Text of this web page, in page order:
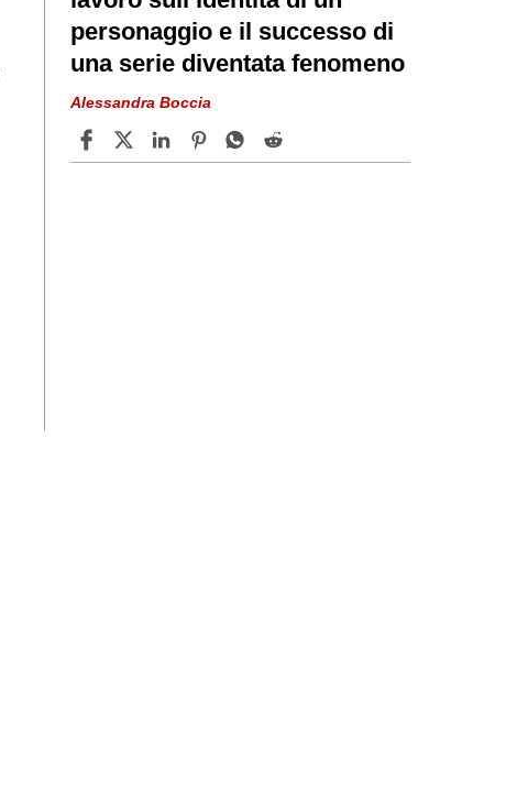
personaggio e il successo di
una serie diventata fenomeno
Alessandra Boccia